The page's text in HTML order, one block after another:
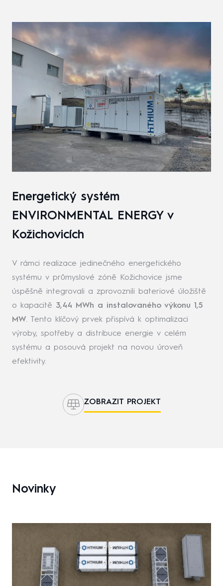
Energetický systém
ENVIRONMENTAL ENERGY v
Kožichovicích
V rámci realizace jedinečného energetického
systému v průmyslové zóně Kožichovice jsme
úspěšně integrovali a zprovoznili bateriové úložiště
o kapacitě 3,44 MWh a instalovaného výkonu 1,5
MW. Tento klíčový prvek přispívá k optimalizaci
výroby, spotřeby a distribuce energie v celém
systému a posouvá projekt na novou úroveň
efektivity.
ZOBRAZIT PROJEKT
Novinky